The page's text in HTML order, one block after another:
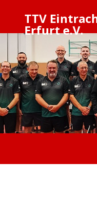
TTV
Erfurt e.V.